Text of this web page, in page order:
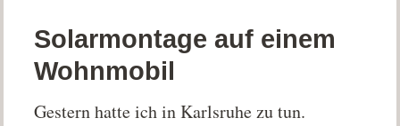
Solarmontage auf einem
Wohnmobil
Gestern hatte ich in Karlsruhe zu tun.